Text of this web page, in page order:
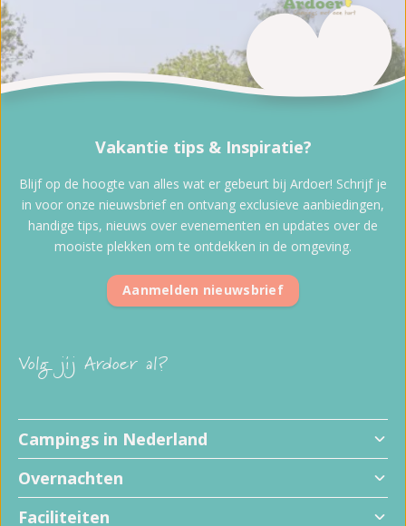
Volg jij Ardoer al?
Campings in Nederland
Overnachten
Faciliteiten
Vakantie tips & Inspiratie?
Blijf op de hoogte van alles wat er gebeurt bij Ardoer! Schrijf je
in voor onze nieuwsbrief en ontvang exclusieve aanbiedingen,
handige tips, nieuws over evenementen en updates over de
mooiste plekken om te ontdekken in de omgeving.
Aanmelden nieuwsbrief